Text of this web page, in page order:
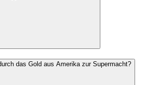
das Gold aus Amerika zur Supermacht?